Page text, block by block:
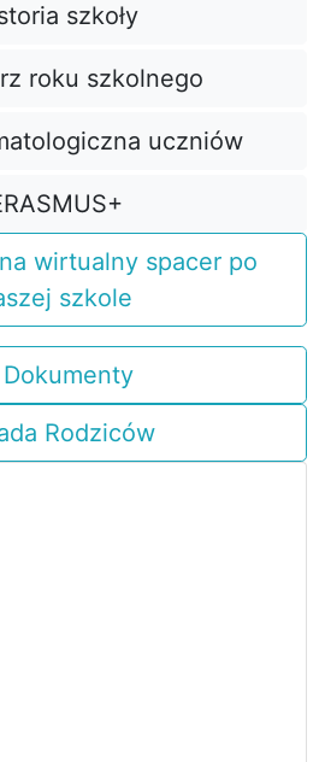
szkoły
roku szkolnego
uczniów
wirtualny spacer po
szkole
Rodziców